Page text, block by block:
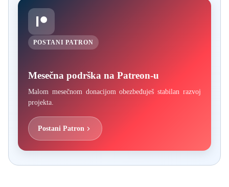
POSTANI PATRON
Mesečna podrška na Patreon-u
Malom mesečnom donacijom obezbeđuješ stabilan razvoj
projekta.
Postani Patron